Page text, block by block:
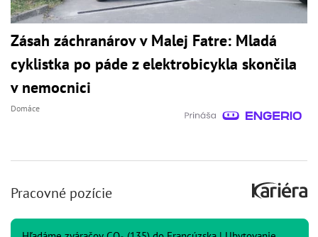
Zásah záchranárov v Malej Fatre: Mladá
cyklistka po páde z elektrobicykla skončila
v nemocnici
Domáce
Pracovné pozície